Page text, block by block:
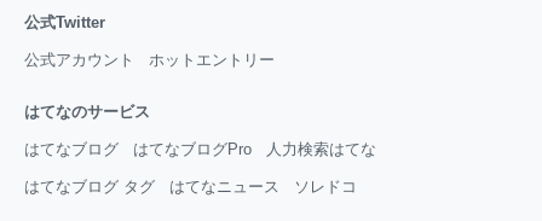
公式Twitter
公式アカウント ホットエントリー
はてなのサービス
はてなブログ はてなブログPro 人力検索はてな
はてなブログ タグ はてなニュース ソレドコ